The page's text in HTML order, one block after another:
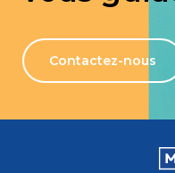
Contactez-nous